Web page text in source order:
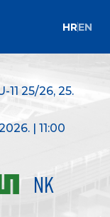
HREN
11 25/26, 25.
| 11:00
NK